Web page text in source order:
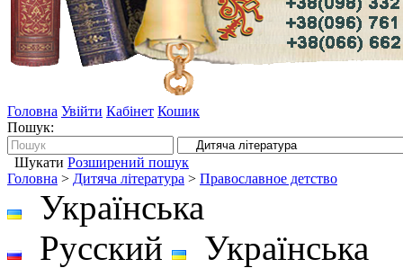
Головна Увійти Кабінет Кошик
Пошук:
Шукати Розширений пошук
Головна > Дитяча література > Православное детство
Українська
Русский
Українська